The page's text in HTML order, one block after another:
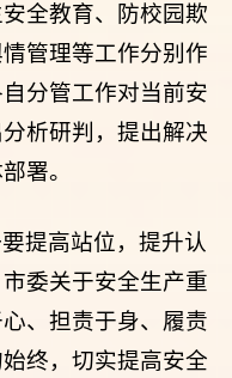
全教育、防校园欺
管理等工作分别作
分管工作对当前安
析研判，提出解决
署。
提高站位，提升认
委关于安全生产重
、担责于身、履责
终，切实提高安全